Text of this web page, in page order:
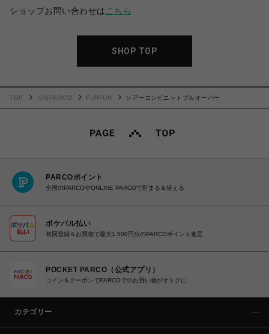
ショップお問い合わせは こちら
SHOP TOP
TOP 渋谷PARCO FURFUR シアーコンビニットプルオーバー
PARCOポイント
全国のPARCOやONLINE PARCOで貯まる＆使える
ポケパル払い
初回登録＆お買物で最大1,500円分のPARCOポイント進呈
POCKET PARCO（公式アプリ）
コイン＆クーポンでPARCOでのお買い物がオトクに
カテゴリー